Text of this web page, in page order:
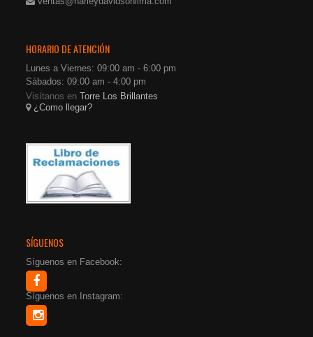
HORARIO DE ATENCIÓN
Lunes a Viernes: 09:00 am - 6:00 pm
Sábados: 09:00 am - 4:00 pm
Visítanos enTorre Los Brillantes
¿Como llegar?
SÍGUENOS
Síguenos en Facebook:
Síguenos en Instagram: